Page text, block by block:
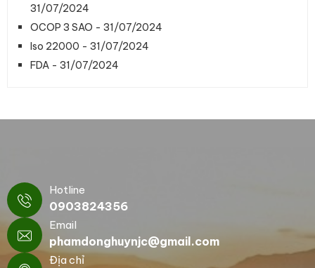
31/07/2024
OCOP 3 SAO - 31/07/2024
Iso 22000 - 31/07/2024
FDA - 31/07/2024
Hotline
0903824356
Email
phamdonghuynjc@gmail.com
Địa chỉ